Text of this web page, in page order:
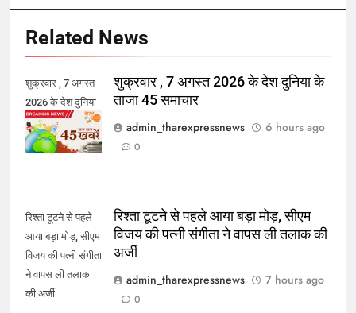
Related News
शुक्रवार , 7 अगस्त
2026 के देश दुनिया
के ताजा 45 समाचार
शुक्रवार , 7 अगस्त 2026 के देश दुनिया के
ताजा 45 समाचार
admin_tharexpressnews
6 hours ago
0
रिश्ता टूटने से पहले
आया बड़ा मोड़, सीएम
विजय की पत्नी संगीता
ने वापस ली तलाक
की अर्जी
रिश्ता टूटने से पहले आया बड़ा मोड़, सीएम
विजय की पत्नी संगीता ने वापस ली तलाक की
अर्जी
admin_tharexpressnews
7 hours ago
0